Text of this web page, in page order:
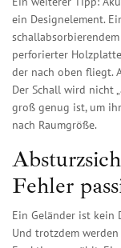
ein Designelement.
perforierter
der nach oben fliegt.
Der Schall wird nicht
groß genug ist, um
nach Raumgröße.
Fehler
Ein Geländer ist kein
Und trotzdem